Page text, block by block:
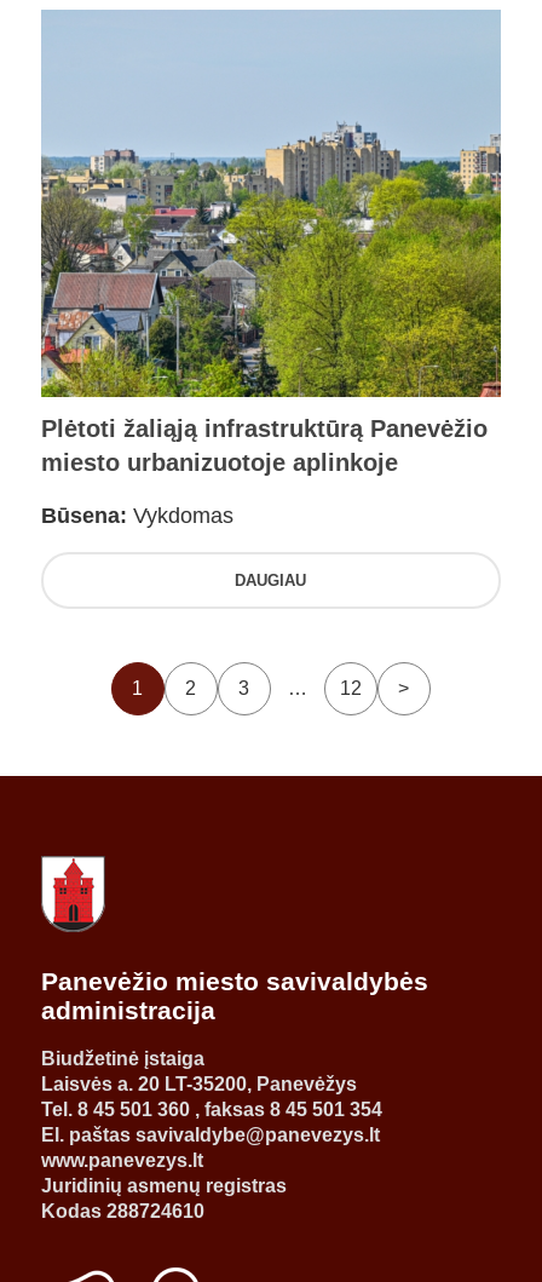
Plėtoti žaliąją infrastruktūrą Panevėžio
miesto urbanizuotoje aplinkoje
Būsena: Vykdomas
DAUGIAU
1 2 3 … 12 >
Panevėžio miesto savivaldybės
administracija
Biudžetinė įstaiga
Laisvės a. 20 LT-35200, Panevėžys
Tel. 8 45 501 360 , faksas 8 45 501 354
El. paštas savivaldybe@panevezys.lt
www.panevezys.lt
Juridinių asmenų registras
Kodas 288724610